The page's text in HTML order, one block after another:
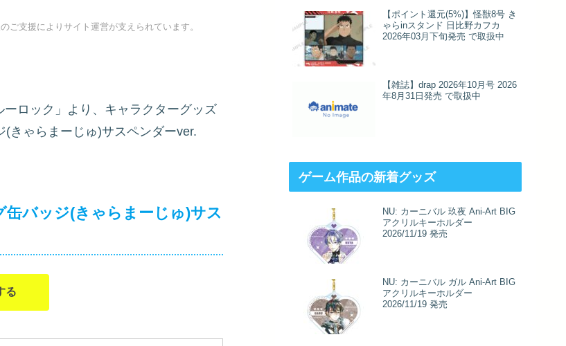
支援によりサイト運営が支えられています。
ーロック」より、キャラクターグッズ
(きゃらまーじゅ)サスペンダーver.
バッジ(きゃらまーじゅ)サス
る
【ポイント還元(5%)】怪獣8号 き
ゃらinスタンド 日比野カフカ
2026年03月下旬発売 で取扱中
【雑誌】drap 2026年10月号 2026
年8月31日発売 で取扱中
ゲーム作品の新着グッズ
NU: カーニバル 玖夜 Ani-Art BIG
アクリルキーホルダー
2026/11/19 発売
NU: カーニバル ガル Ani-Art BIG
アクリルキーホルダー
2026/11/19 発売